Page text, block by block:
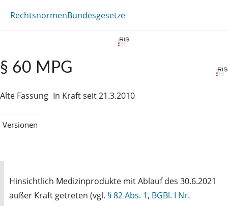
RechtsnormenBundesgesetze
§ 60 MPG
Alte Fassung In Kraft seit 21.3.2010
Versionen
Hinsichtlich Medizinprodukte mit Ablauf des 30.6.2021
außer Kraft getreten (vgl. § 82 Abs. 1, BGBl. I Nr.